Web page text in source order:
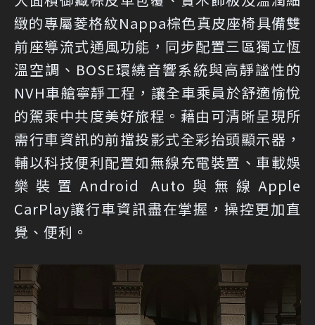
緻的專屬菱格紋Nappa棕色真皮座椅具備雙
前座導流式通風功能，同步配置三區獨立恆
溫空調、BOSE環繞音響系統與高靜謐性的
NVH車艙寧靜工程，讓全車乘員於舒適愉悅
的駕乘中共度美好旅程。藉由可清晰呈現所
需行車資訊的前擋投影式全彩抬頭顯示器，
輔以科技便利配置如無線充電裝置、車載娛
樂裝置Android Auto與無線Apple
CarPlay讓行車資訊盡在掌握，操控更加直
覺、便利。